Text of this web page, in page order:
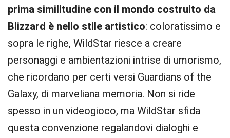
prima similitudine con il mondo costruito da
Blizzard è nello stile artistico: coloratissimo e
sopra le righe, WildStar riesce a creare
personaggi e ambientazioni intrise di umorismo,
che ricordano per certi versi Guardians of the
Galaxy, di marveliana memoria. Non si ride
spesso in un videogioco, ma WildStar sfida
questa convenzione regalandovi dialoghi e